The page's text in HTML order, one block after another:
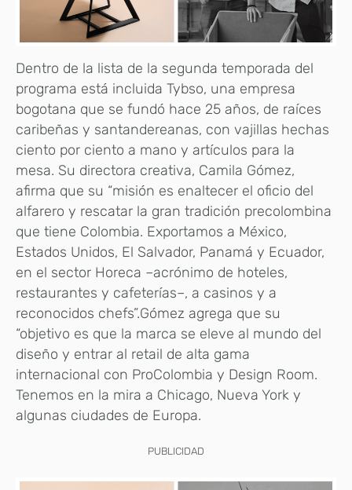
Dentro de la lista de la segunda temporada del
programa está incluida Tybso, una empresa
bogotana que se fundó hace 25 años, de raíces
caribeñas y santandereanas, con vajillas hechas
ciento por ciento a mano y artículos para la
mesa. Su directora creativa, Camila Gómez,
afirma que su “misión es enaltecer el oficio del
alfarero y rescatar la gran tradición precolombina
que tiene Colombia. Exportamos a México,
Estados Unidos, El Salvador, Panamá y Ecuador,
en el sector Horeca –acrónimo de hoteles,
restaurantes y cafeterías–, a casinos y a
reconocidos chefs”.Gómez agrega que su
“objetivo es que la marca se eleve al mundo del
diseño y entrar al retail de alta gama
internacional con ProColombia y Design Room.
Tenemos en la mira a Chicago, Nueva York y
algunas ciudades de Europa.
PUBLICIDAD